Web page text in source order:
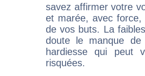
savez affirmer votre
et marée, avec
de vos buts. La
doute le manque
hardiesse qui peut
risquées.